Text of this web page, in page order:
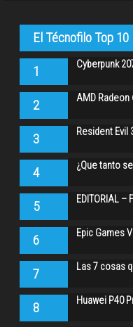
El Técnofilo Top 10
1 Cyberpunk
2 AMD
3 Resident Evil
4 ¿Que tanto
5 EDITORIAL
6 Epic Games
7 Las 7 cosas
8 Huawei P40